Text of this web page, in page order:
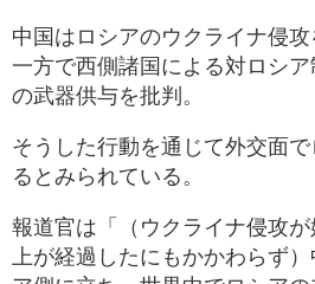
中国はロシアのウクライナ侵攻
一方で西側諸国による対ロシ
の武器供与を批判。
そうした行動を通じて外交面
るとみられている。
報道官は「（ウクライナ侵攻
上が経過したにもかかわらず